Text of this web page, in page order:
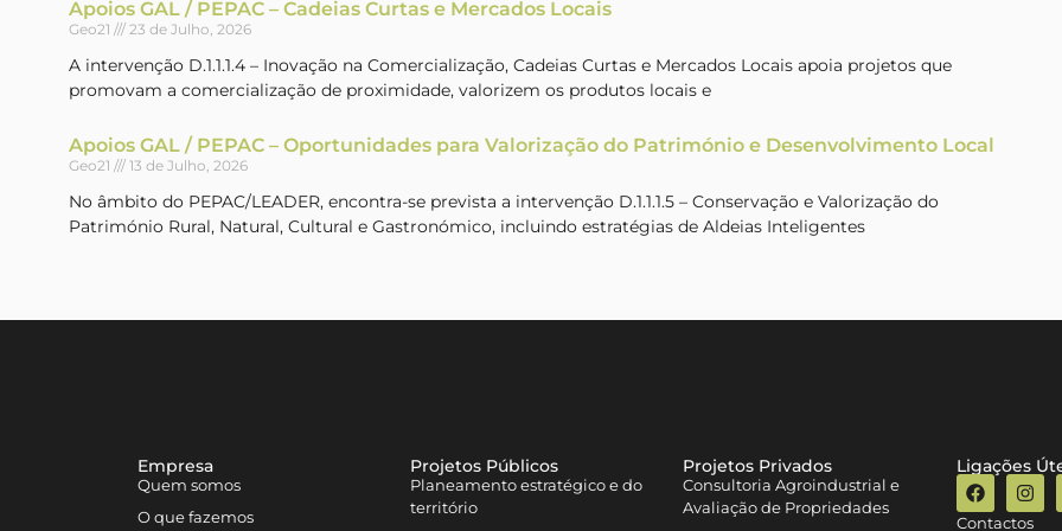
Apoios GAL / PEPAC – Cadeias Curtas e Mercados Locais
Geo21 23 de Julho, 2026
A intervenção D.1.1.1.4 – Inovação na Comercialização, Cadeias Curtas e Mercados Locais apoia projetos que
promovam a comercialização de proximidade, valorizem os produtos locais e
Apoios GAL / PEPAC – Oportunidades para Valorização do Património e Desenvolvimento Local
Geo21 13 de Julho, 2026
No âmbito do PEPAC/LEADER, encontra-se prevista a intervenção D.1.1.1.5 – Conservação e Valorização do
Património Rural, Natural, Cultural e Gastronómico, incluindo estratégias de Aldeias Inteligentes
Empresa
Quem somos
O que fazemos
Projetos Públicos
Planeamento estratégico e do
território
Projetos Privados
Consultoria Agroindustrial e
Avaliação de Propriedades
Ligações
Contactos